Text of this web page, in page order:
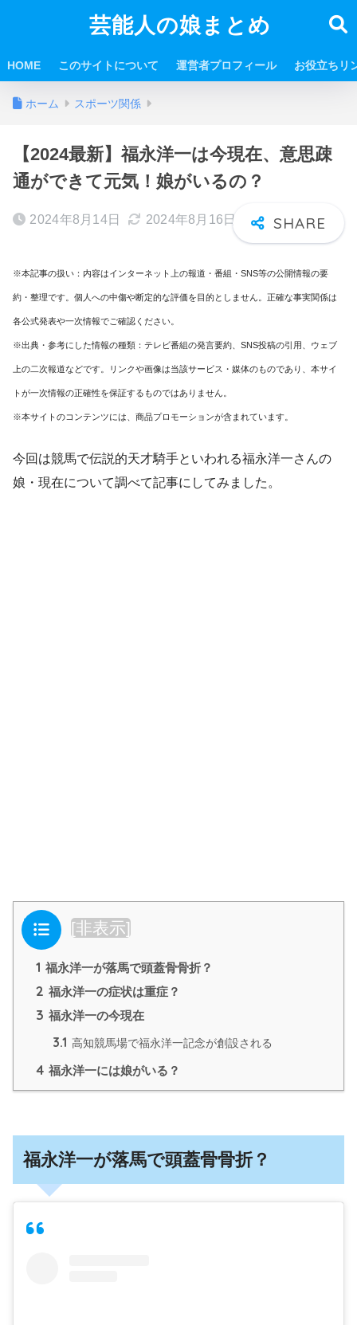
芸能人の娘まとめ
HOME このサイトについて 運営者プロフィール お役立ちリ
ホーム スポーツ関係
【2024最新】福永洋一は今現在、意思疎
通ができて元気！娘がいるの？
2024年8月14日 2024年8月16日
※本記事の扱い：内容はインターネット上の報道・番組・SNS等の公開情報の要
約・整理です。個人への中傷や断定的な評価を目的としません。正確な事実関係は
各公式発表や一次情報でご確認ください。
※出典・参考にした情報の種類：テレビ番組の発言要約、SNS投稿の引用、ウェブ
上の二次報道などです。リンクや画像は当該サービス・媒体のものであり、本サイ
トが一次情報の正確性を保証するものではありません。
※本サイトのコンテンツには、商品プロモーションが含まれています。
今回は競馬で伝説的天才騎手といわれる福永洋一さんの
娘・現在について調べて記事にしてみました。
目次 [非表示]
1 福永洋一が落馬で頭蓋骨骨折？
2 福永洋一の症状は重症？
3 福永洋一の今現在
3.1 高知競馬場で福永洋一記念が創設される
4 福永洋一には娘がいる？
福永洋一が落馬で頭蓋骨骨折？